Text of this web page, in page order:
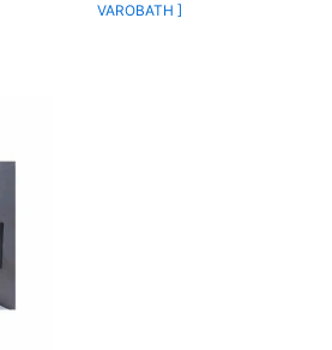
VAROBATH ]